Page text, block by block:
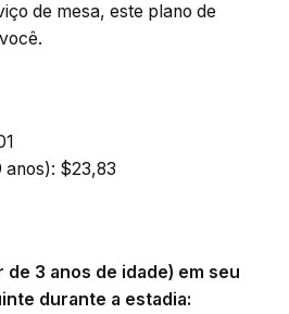
de mesa, este plano de
anos): $23,83
de 3 anos de idade) em seu
durante a estadia: